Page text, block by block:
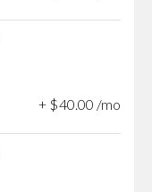
+ $40 00 /mo